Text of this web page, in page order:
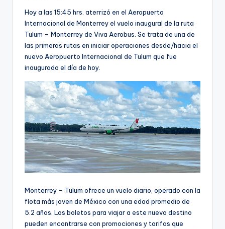
Hoy a las 15:45 hrs. aterrizó en el Aeropuerto
Internacional de Monterrey el vuelo inaugural de la ruta
Tulum – Monterrey de Viva Aerobus. Se trata de una de
las primeras rutas en iniciar operaciones desde/hacia el
nuevo Aeropuerto Internacional de Tulum que fue
inaugurado el día de hoy.
Monterrey – Tulum ofrece un vuelo diario, operado con la
flota más joven de México con una edad promedio de
5.2 años. Los boletos para viajar a este nuevo destino
pueden encontrarse con promociones y tarifas que